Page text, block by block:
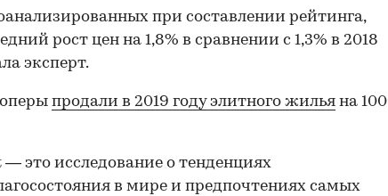
при составлении рейтинга,
рост цен на 1,8% в сравнении с 1,3% в 2018
эксперт.
продали в 2019 году элитного жилья на 100
— это исследование о тенденциях
в мире и предпочтениях самых